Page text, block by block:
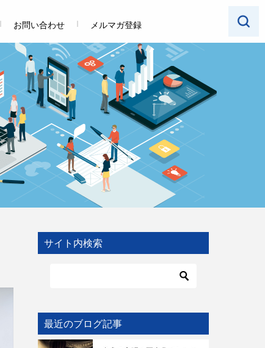
お問い合わせ メルマガ登録
サイト内検索
最近のブログ記事